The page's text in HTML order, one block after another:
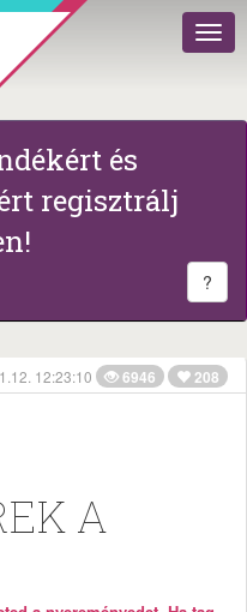
és
regisztrálj
?
12:23:10 6946 208
A